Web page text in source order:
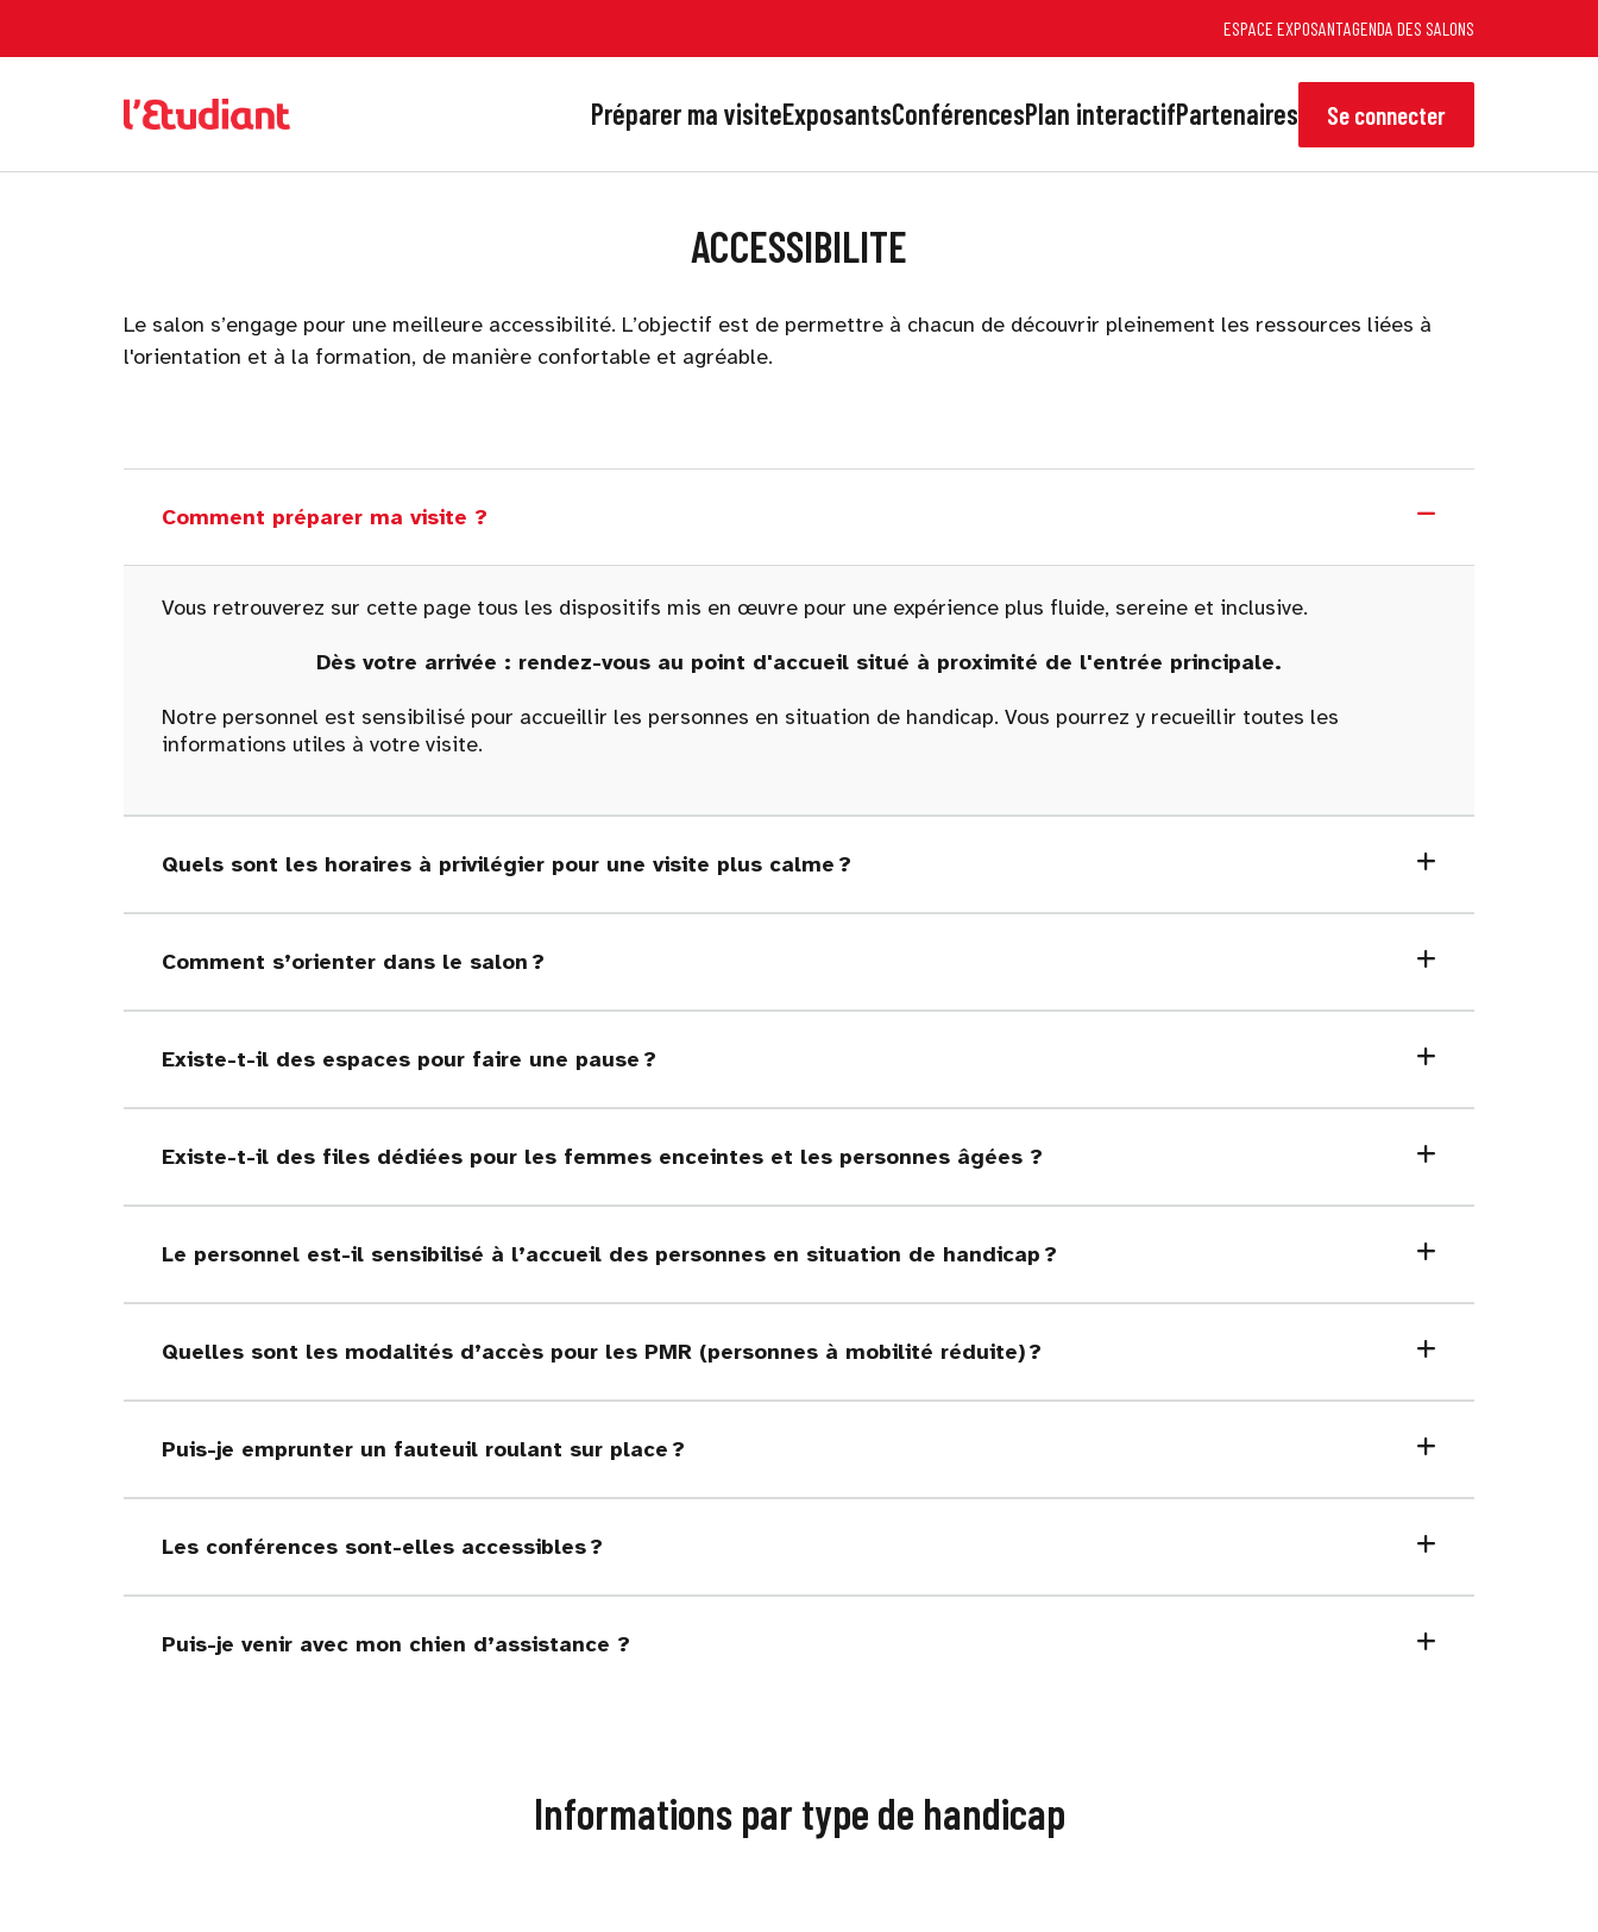
ESPACE EXPOSANTAGENDA DES SALONS
Préparer ma visiteExposantsConférencesPlan interactifPartenaires Se connecter
ACCESSIBILITE
Le salon s’engage pour une meilleure accessibilité. L’objectif est de permettre à chacun de découvrir pleinement les ressources liées à
l'orientation et à la formation, de manière confortable et agréable.
Comment préparer ma visite ?
Vous retrouverez sur cette page tous les dispositifs mis en œuvre pour une expérience plus fluide, sereine et inclusive.
Dès votre arrivée : rendez-vous au point d'accueil situé à proximité de l'entrée principale.
Notre personnel est sensibilisé pour accueillir les personnes en situation de handicap. Vous pourrez y recueillir toutes les
informations utiles à votre visite.
Quels sont les horaires à privilégier pour une visite plus calme ?
Comment s’orienter dans le salon ?
Existe-t-il des espaces pour faire une pause ?
Existe-t-il des files dédiées pour les femmes enceintes et les personnes âgées ?
Le personnel est-il sensibilisé à l’accueil des personnes en situation de handicap ?
Quelles sont les modalités d’accès pour les PMR (personnes à mobilité réduite) ?
Puis-je emprunter un fauteuil roulant sur place ?
Les conférences sont-elles accessibles ?
Puis-je venir avec mon chien d’assistance ?
Informations par type de handicap